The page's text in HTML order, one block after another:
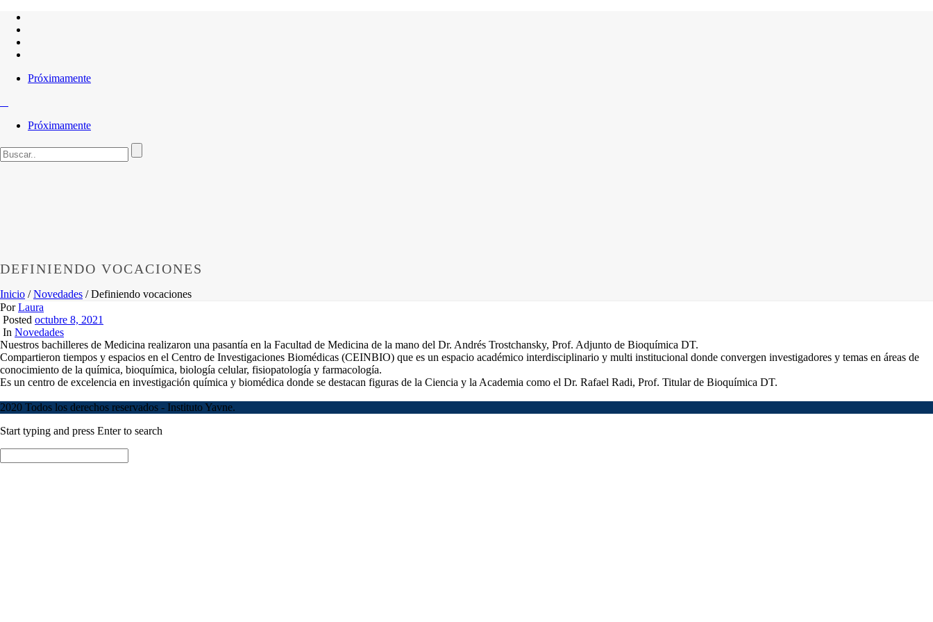
Próximamente
Próximamente
DEFINIENDO VOCACIONES
Inicio /Novedades / Definiendo vocaciones
PorLaura
Posted octubre 8, 2021
In Novedades
Nuestros bachilleres de Medicina realizaron una pasantía en la Facultad de Medicina de la mano del Dr. Andrés Trostchansky, Prof. Adjunto de Bioquímica DT.
Compartieron tiempos y espacios en el Centro de Investigaciones Biomédicas (CEINBIO) que es un espacio académico interdisciplinario y multi institucional donde convergen investigadores y temas en áreas de
conocimiento de la química, bioquímica, biología celular, fisiopatología y farmacología.
Es un centro de excelencia en investigación química y biomédica donde se destacan figuras de la Ciencia y la Academia como el Dr. Rafael Radi, Prof. Titular de Bioquímica DT.
2020 Todos los derechos reservados - Instituto Yavne.
Start typing and press Enter to search